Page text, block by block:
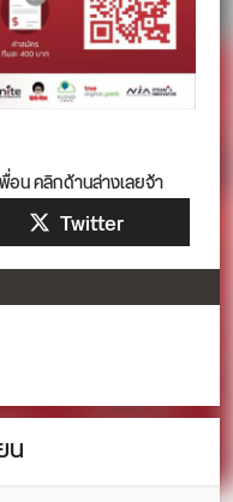
อน คลิกด้านล่างเลยจ้า
Twitter
น